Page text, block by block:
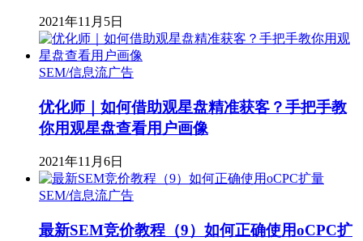
2021年11月5日
SEM/信息流广告
优化师｜如何借助观星盘精准获客？手把手教
你用观星盘查看用户画像
2021年11月6日
SEM/信息流广告
最新SEM竞价教程（9）如何正确使用oCPC扩